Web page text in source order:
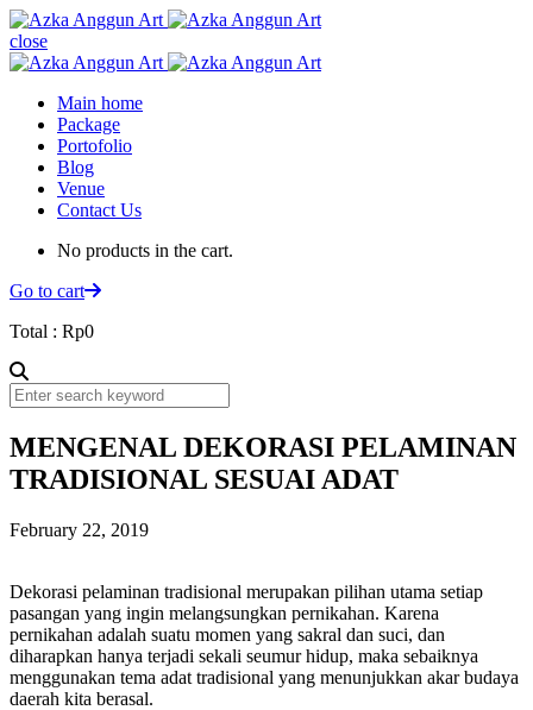
close
Main home
Package
Portofolio
Blog
Venue
Contact Us
No products in the cart.
Go to cart
Total : Rp0
MENGENAL DEKORASI PELAMINAN
TRADISIONAL SESUAI ADAT
February 22, 2019
Dekorasi pelaminan tradisional merupakan pilihan utama setiap
pasangan yang ingin melangsungkan pernikahan. Karena
pernikahan adalah suatu momen yang sakral dan suci, dan
diharapkan hanya terjadi sekali seumur hidup, maka sebaiknya
menggunakan tema adat tradisional yang menunjukkan akar budaya
daerah kita berasal.